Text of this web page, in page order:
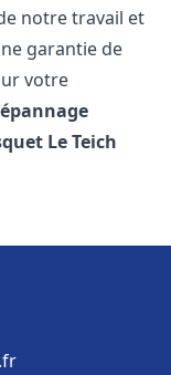
notre travail et
garantie de
votre
Le Teich